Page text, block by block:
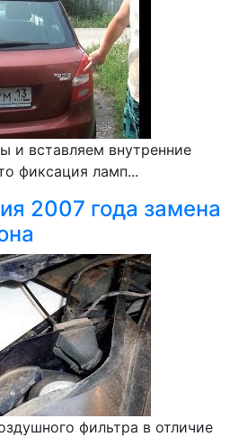
и вставляем внутренние
фиксация ламп...
2007 года замена
фильтра в отличие